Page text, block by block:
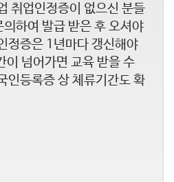
취업인정증이 없으신 분들
하여 발급 받은 후 오셔야
정증은 1년마다 갱신해야
이 넘어가면 교육 받을 수
인등록증 상 체류기간도 확